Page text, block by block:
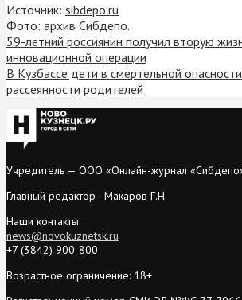
Источник: sibdepo.ru
Фото: архив Сибдепо.
59-летний россиянин получил вторую
инновационной операции
В Кузбассе дети в смертельной
рассеянности родителей
Учредитель — ООО «Онлайн-журнал
Главный редактор - Макаров Г.Н.
Наши контакты:
news@novokuznetsk.ru
+7 (3842) 900-800
Возрастное ограничение: 18+